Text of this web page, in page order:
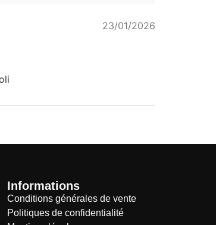
23/01/2026
Informations
Conditions générales de vente
Politiques de confidentialité